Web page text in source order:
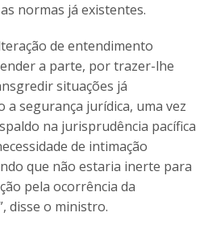
normas já existentes.
de entendimento
a parte, por trazer-lhe
situações já
a segurança jurídica, uma vez
na jurisprudência pacífica
de intimação
que não estaria inerte para
pela ocorrência da
disse o ministro.